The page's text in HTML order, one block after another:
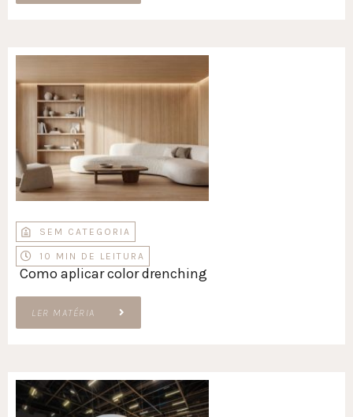
SEM CATEGORIA
10 MIN DE LEITURA
Como aplicar color drenching
LER MATÉRIA